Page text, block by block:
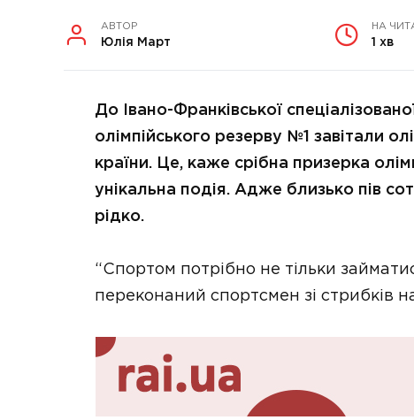
АВТОР
Юлія Март
НА
1 хв
До Івано-Франківської
олімпійського резерву №1 завітали
країни. Це, каже срібна призерка
унікальна подія. Адже близько пів
рідко.
“Спортом потрібно не тільки
переконаний спортсмен зі стрибків